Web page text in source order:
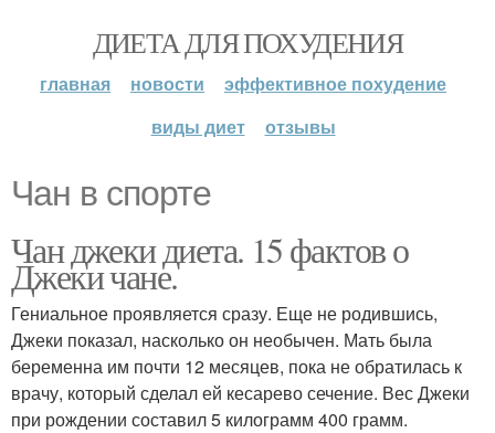
ДИЕТА ДЛЯ ПОХУДЕНИЯ
главная новости
эффективное похудение
виды диет
отзывы
Чан в спорте
Чан джеки диета. 15 фактов о
Джеки чане.
Гениальное проявляется сразу. Еще не родившись,
Джеки показал, насколько он необычен. Мать была
беременна им почти 12 месяцев, пока не обратилась к
врачу, который сделал ей кесарево сечение. Вес Джеки
при рождении составил 5 килограмм 400 грамм.